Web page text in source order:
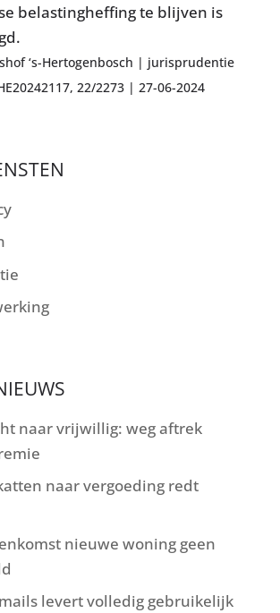
belastingheffing te blijven is
‘s-Hertogenbosch | jurisprudentie
22/2273 | 27-06-2024
naar vrijwillig: weg aftrek
naar vergoeding redt
nieuwe woning geen
levert volledig gebruikelijk